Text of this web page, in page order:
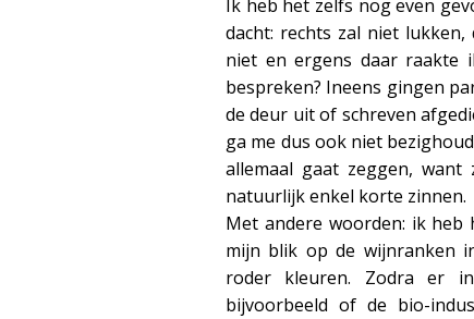
Ik heb het zelfs nog even
dacht: rechts zal niet
niet en ergens daar raakte
bespreken? Ineens gingen
de deur uit of schreven
ga me dus ook niet
allemaal gaat zeggen,
natuurlijk enkel korte zinnen.
Met andere woorden: ik heb
mijn blik op de wijnranken
roder kleuren. Zodra er
bijvoorbeeld of de bio-